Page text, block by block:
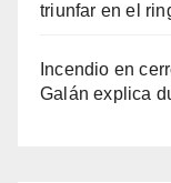
triunfar en el
Incendio en
Galán explica